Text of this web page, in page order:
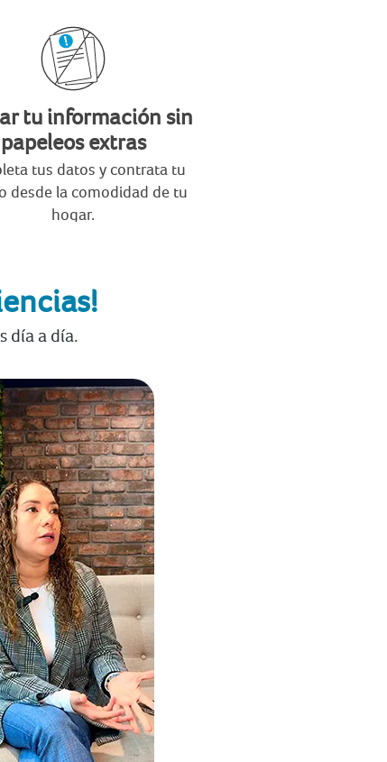
tu información sin
papeleos extras
tus datos y contrata tu
desde la comodidad de tu
hogar.
día a día.